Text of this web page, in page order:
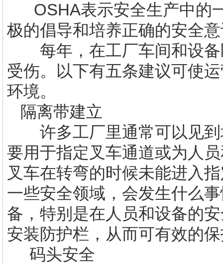
OSHA表示安全生产中的
极的倡导和培养正确的安全
每年，在工厂车间和设备
受伤。以下有五条建议可使
环境。
隔离带建立
许多工厂里通常可以见到
要用于指定叉车通道或为人
叉车在转弯的时候未能进入
一些安全领域，会发生什么
备，特别是在人员和设备的
安装防护栏，从而可有效的
码头安全